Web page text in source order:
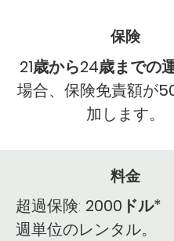
保険
21歳から24歳までの
場合、保険免責額が
加します。
料金
超過保険: 2000ドル*
週単位のレンタル。